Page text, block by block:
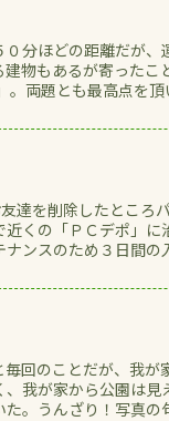
分ほどの距離だが、
物もあるが寄ったこ
両題とも最高点を
達を削除したところ
くの「ＰＣデポ」
ンスのため３日間の
回のことだが、我
我が家から公園は見
。うんざり！写真